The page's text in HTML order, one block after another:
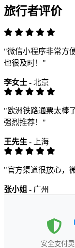
旅行者评价
"微信小程序非常方
也很及时！"
李女士 - 北京
"欧洲铁路通票太棒
强烈推荐！"
王先生 - 上海
"官方渠道很放心，
张小姐 - 广州
安全支付